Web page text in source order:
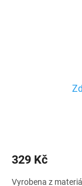
329 Kč
Vyrobena z